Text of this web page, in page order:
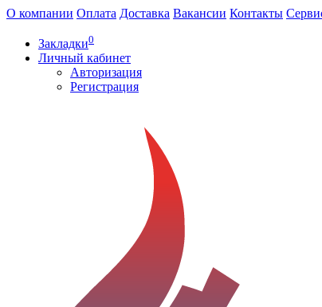
О компании Оплата Доставка Вакансии Контакты
Закладки0
Личный кабинет
Авторизация
Регистрация